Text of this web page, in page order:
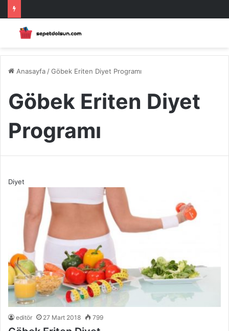
Anasayfa /Göbek Eriten Diyet Programı
Göbek Eriten Diyet
Programı
Diyet
editör 27 Mart 2018 799